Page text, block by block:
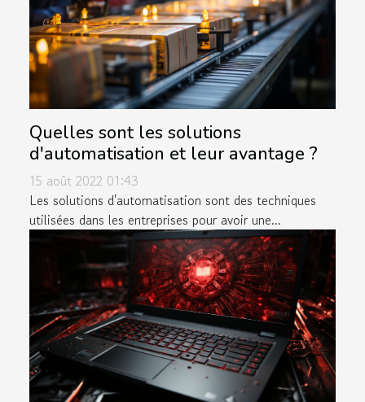
Quelles sont les solutions
d'automatisation et leur avantage ?
15 août 2022 01:43
Les solutions d'automatisation sont des techniques
utilisées dans les entreprises pour avoir une...